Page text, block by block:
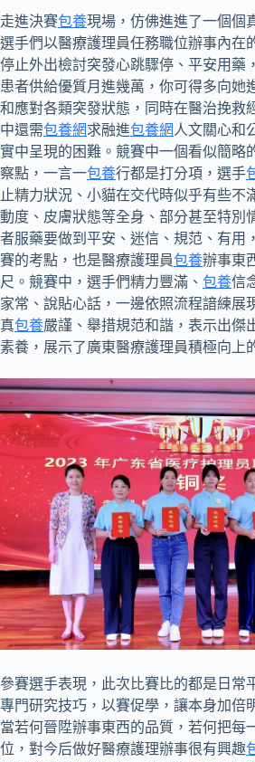
走進決賽包養現場，仿佛進進了一個個
選手們以醫療護理員任務職位辦事內在
停止外出檢討突發心跳驟停、平安用藥
患者供給優質月進幾萬，你可得多向她
和應對各類突發狀態，同時在醫治挽救
中還需包養網求融進包養網 人文關心和
實中呈現的困難。競賽中一個看似簡略
察點，一言一包養行都是打分項，選手
止精力狀況、小貓在交代時似乎有些不
動度、皮膚狀態等全身、部分甚至特別
者服藥要做到平安、迷信、規范、有用
賽的考點，也是醫療護理員包養辦事東
尺。競賽中，選手們精力豐滿、 包養信
家常、說貼心話，一邊依照流程諳練展
真包養嚴謹、舉措規范和諧，表示出傑
素養，展示了廣東醫療護理員積極向上
參賽選手表現，此次比賽比的都是日常
專門研究技巧，以賽促學，讓本身加倍
當若何晉陞辦事東西的品質，若何把每
位，對今后做好醫療護理辦事很有興趣